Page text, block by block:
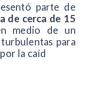
parte de
de cerca de 15
medio de un
para
la caíd